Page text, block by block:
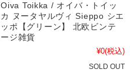
Oiva Toikka / オイバ・トイッ
カ ヌータヤルヴィ Sieppo シエ
ッポ【グリーン】 北欧ビンテ
ージ雑貨
¥0(税込)
SOLD OUT